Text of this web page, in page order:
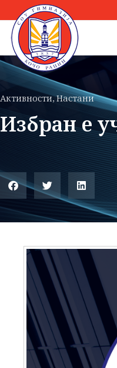
Активности,Настани
Избран е